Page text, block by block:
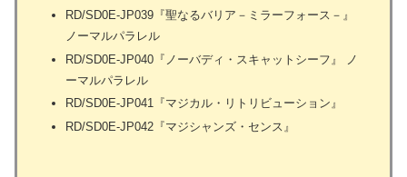
RD/SD0E-JP039『聖なるバリア－ミラーフォース－』
ノーマルパラレル
RD/SD0E-JP040『ノーバディ・スキャットシーフ』 ノ
ーマルパラレル
RD/SD0E-JP041『マジカル・リトリビューション』
RD/SD0E-JP042『マジシャンズ・センス』